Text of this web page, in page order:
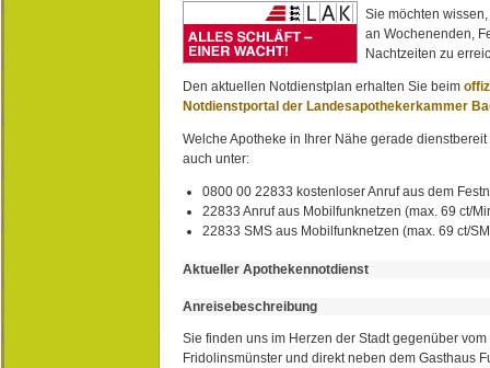
Sie möchten
an Wochenenden,
Nachtzeiten zu
Den aktuellen Notdienstplan erhalten Sie beim
Notdienstportal der Landesapothekerkammer
Welche Apotheke in Ihrer Nähe gerade
auch unter:
0800 00 22833 kostenloser Anruf aus dem
22833 Anruf aus Mobilfunknetzen (max. 69 ct/
22833 SMS aus Mobilfunknetzen (max. 69 ct/
Aktueller Apothekennotdienst
Anreisebeschreibung
Sie finden uns im Herzen der Stadt gegenüber
Fridolinsmünster und direkt neben dem Gasthaus